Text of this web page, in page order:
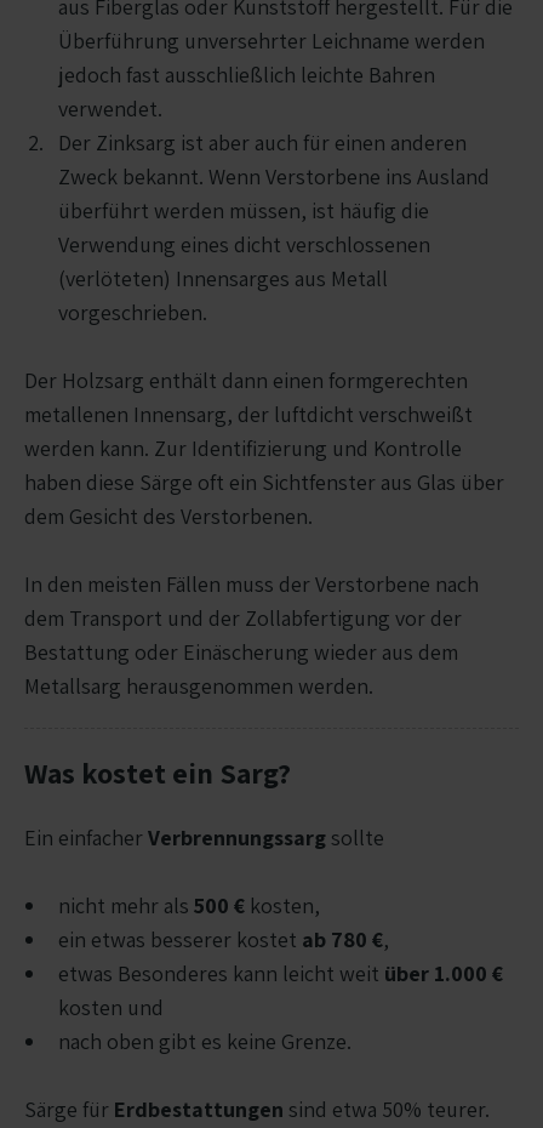
aus Fiberglas oder Kunststoff hergestellt. Für die
Überführung unversehrter Leichname werden
jedoch fast ausschließlich leichte Bahren
verwendet.
Der Zinksarg ist aber auch für einen anderen
Zweck bekannt. Wenn Verstorbene ins Ausland
überführt werden müssen, ist häufig die
Verwendung eines dicht verschlossenen
(verlöteten) Innensarges aus Metall
vorgeschrieben.
Der Holzsarg enthält dann einen formgerechten
metallenen Innensarg, der luftdicht verschweißt
werden kann. Zur Identifizierung und Kontrolle
haben diese Särge oft ein Sichtfenster aus Glas über
dem Gesicht des Verstorbenen.
In den meisten Fällen muss der Verstorbene nach
dem Transport und der Zollabfertigung vor der
Bestattung oder Einäscherung wieder aus dem
Metallsarg herausgenommen werden.
Was kostet ein Sarg?
Ein einfacherVerbrennungssarg sollte
nicht mehr als 500 € kosten,
ein etwas besserer kostet ab 780 €,
etwas Besonderes kann leicht weit über 1.000 €
kosten und
nach oben gibt es keine Grenze.
Särge für Erdbestattungen sind etwa 50% teurer.